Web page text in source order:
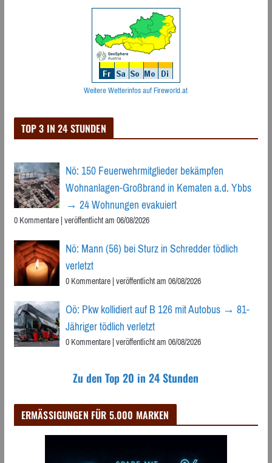
Weitere Wetterinfos auf Fireworld.at
TOP 3 IN 24 STUNDEN
Nö: 150 Feuerwehrmitglieder bekämpfen
Wohnanlagen-Großbrand in Kematen a.d. Ybbs
→ 24 Wohnungen evakuiert
0 Kommentare|veröffentlicht am 06/08/2026
Nö: Mann (56) bei Sturz in Schredder tödlich
verletzt
0 Kommentare|veröffentlicht am 06/08/2026
Oö: Pkw kollidiert auf B 126 mit Autobus → 81-
Jähriger tödlich verletzt
0 Kommentare|veröffentlicht am 06/08/2026
Zu den Top 20 in 24 Stunden
ERMÄSSIGUNGEN FÜR 5.000 MARKEN